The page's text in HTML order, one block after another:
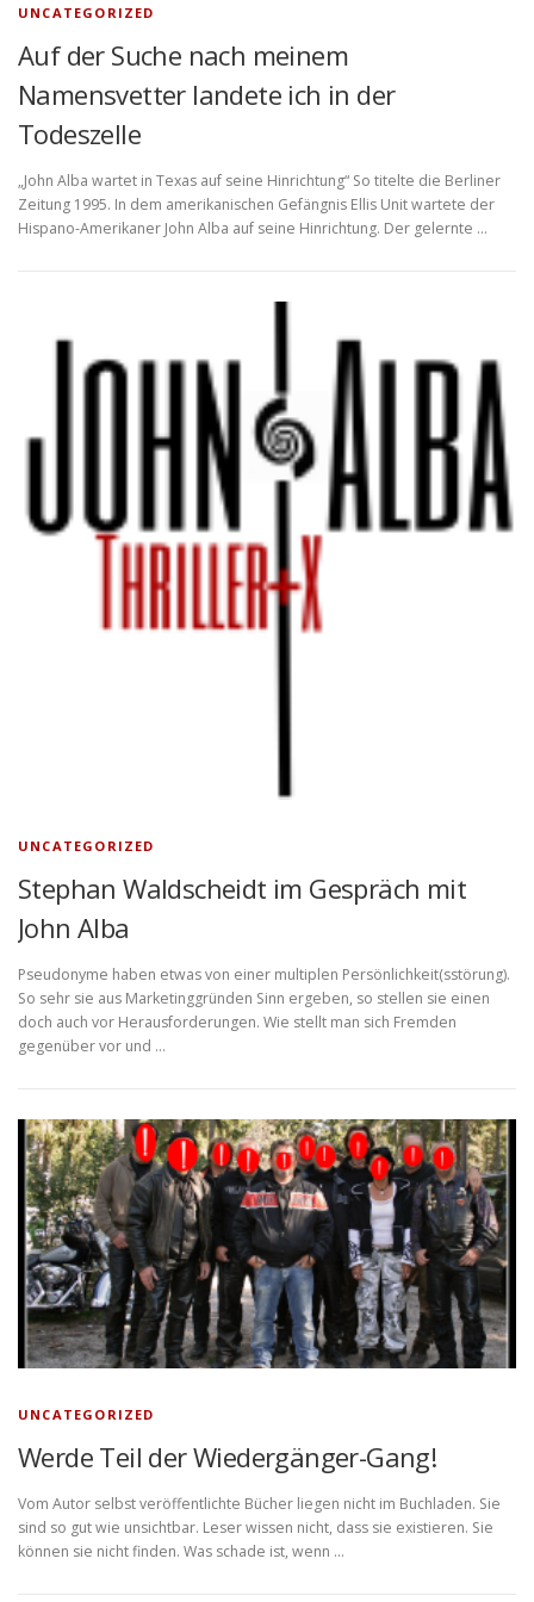
UNCATEGORIZED
Auf der Suche nach meinem
Namensvetter landete ich in der
Todeszelle
„John Alba wartet in Texas auf seine Hinrichtung“ So titelte die Berliner
Zeitung 1995. In dem amerikanischen Gefängnis Ellis Unit wartete der
Hispano-Amerikaner John Alba auf seine Hinrichtung. Der gelernte …
UNCATEGORIZED
Stephan Waldscheidt im Gespräch mit
John Alba
Pseudonyme haben etwas von einer multiplen Persönlichkeit(sstörung).
So sehr sie aus Marketinggründen Sinn ergeben, so stellen sie einen
doch auch vor Herausforderungen. Wie stellt man sich Fremden
gegenüber vor und …
UNCATEGORIZED
Werde Teil der Wiedergänger-Gang!
Vom Autor selbst veröffentlichte Bücher liegen nicht im Buchladen. Sie
sind so gut wie unsichtbar. Leser wissen nicht, dass sie existieren. Sie
können sie nicht finden. Was schade ist, wenn …